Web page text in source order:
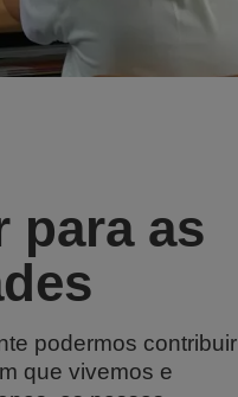
para as
podermos contribuir
que vivemos e